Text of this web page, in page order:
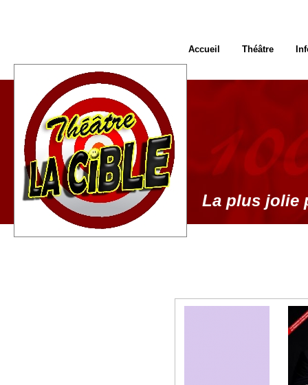
La plus jolie
Accueil Théâtre